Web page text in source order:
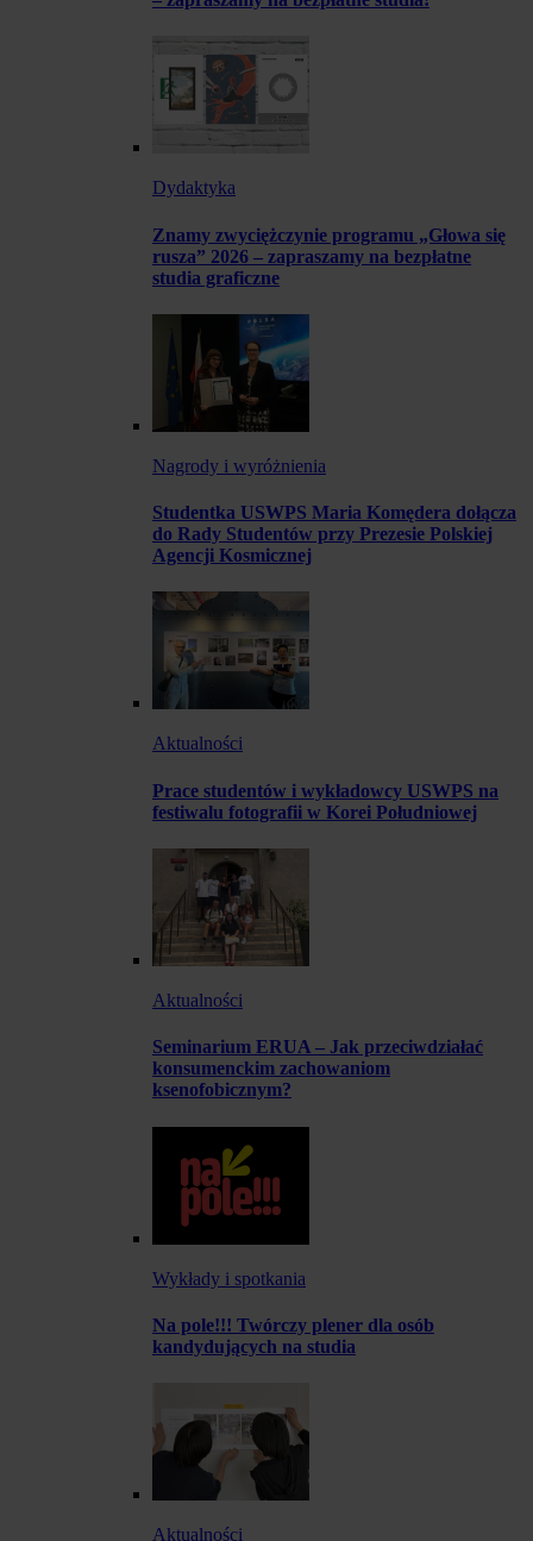
Dydaktyka
Znamy zwyciężczynie programu „Głowa się
rusza” 2026 – zapraszamy na bezpłatne
studia graficzne
Nagrody i wyróżnienia
Studentka USWPS Maria Komędera dołącza
do Rady Studentów przy Prezesie Polskiej
Agencji Kosmicznej
Aktualności
Prace studentów i wykładowcy USWPS na
festiwalu fotografii w Korei Południowej
Aktualności
Seminarium ERUA – Jak przeciwdziałać
konsumenckim zachowaniom
ksenofobicznym?
Wykłady i spotkania
Na pole!!! Twórczy plener dla osób
kandydujących na studia
Aktualności